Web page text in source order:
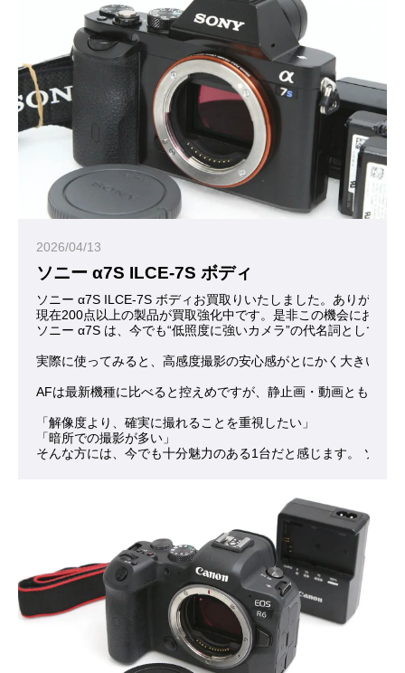
2026/04/13
ソニー α7S ILCE-7S ボディ
ソニー α7S ILCE-7S ボディお買取りいたしました。ありがとう
現在200点以上の製品が買取強化中です。是非この機会にお問合
ソニー α7S は、今でも“低照度に強いカメラ”の代名詞として
実際に使ってみると、高感度撮影の安心感がとにかく大きいカ
AFは最新機種に比べると控えめですが、静止画・動画ともに“
「解像度より、確実に撮れることを重視したい」
「暗所での撮影が多い」
そんな方には、今でも十分魅力のある1台だと感じます。 ソニ